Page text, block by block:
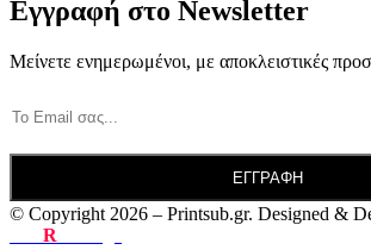
Εγγραφή στο Newsletter
Μείνετε ενημερωμένοι, με αποκλειστικές
© Copyright 2026 – Printsub.gr. Designed &
R